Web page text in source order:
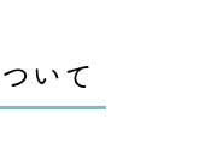
いて